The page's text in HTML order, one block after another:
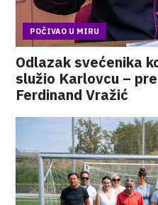
POČIVAO U MIRU
Odlazak svećenika
služio Karlovcu –
Ferdinand Vražić